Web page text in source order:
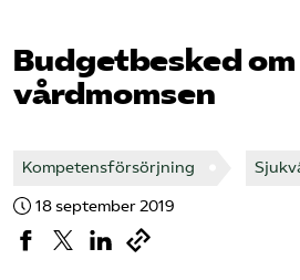
Mina sidor
Bli medlem
Budgetbesked om
vårdmomsen
Kompetensförsörjning
18 september 2019